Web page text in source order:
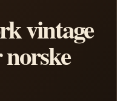
vintage